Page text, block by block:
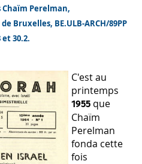
Chaïm Perelman,
Bruxelles, BE.ULB-ARCH/89PP
et 30.2.
C'est au
printemps
1955 que
Chaïm
Perelman
fonda cette
fois